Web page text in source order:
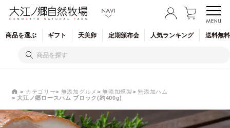
商品を選ぶ ギフト 天美卵 定期頒布会 人気ランキング 送料無
カテゴリー 無添加グルメ 無添加燻製
無添加ハム
大江ノ郷ロースハム ブロック(約400g)